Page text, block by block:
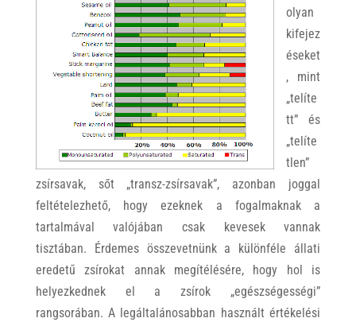
olyan
kifejez
éseket
, mint
„telíte
tt” és
„telíte
tlen”
zsírsavak, sőt „transz-zsírsavak”, azonban joggal
feltételezhető, hogy ezeknek a fogalmaknak a
tartalmával valójában csak kevesek vannak
tisztában. Érdemes összevetnünk a különféle állati
eredetű zsírokat annak megítélésére, hogy hol is
helyezkednek el a zsírok „egészségességi”
rangsorában. A legáltalánosabban használt értékelési